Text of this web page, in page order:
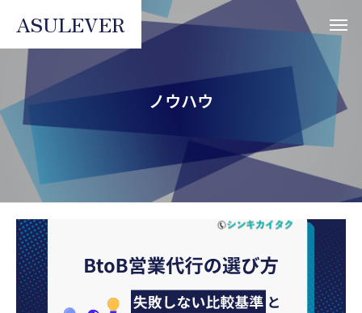
ASULEVER
ノウハウ